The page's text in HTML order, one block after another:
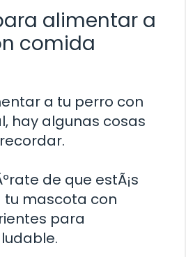
alimentar a
comida
a tu perro con
hay algunas cosas
de que estÃ¡s
mascota con
para